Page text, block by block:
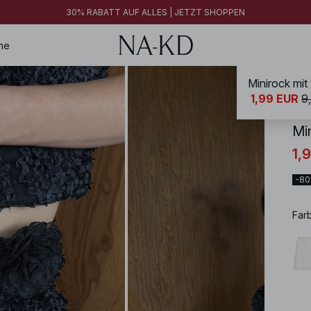
FINAL SALE | JETZT SHOPPEN
FINAL SALE | JETZT SHOPPEN
30% RABATT AUF ALLES | JETZT SHOPPEN
NA-
-
Minirock mit
1,99 EUR